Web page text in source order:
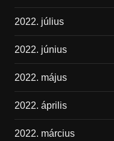
2022. július
2022. június
2022. május
2022. április
2022. március